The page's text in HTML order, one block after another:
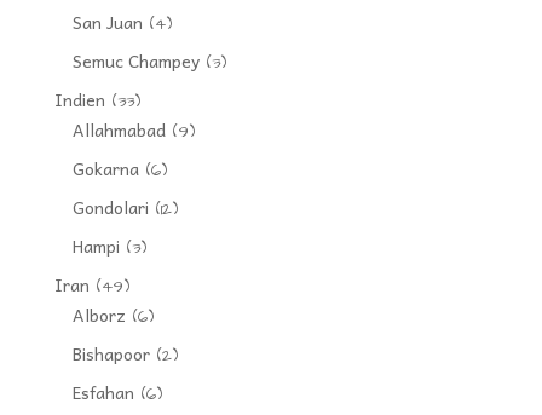
San Juan (4)
Semuc Champey(3)
Indien (33)
Allahmabad(9)
Gokarna(6)
Gondolari (12)
Hampi (3)
Iran (49)
Alborz (6)
Bishapoor(2)
Esfahan (6)